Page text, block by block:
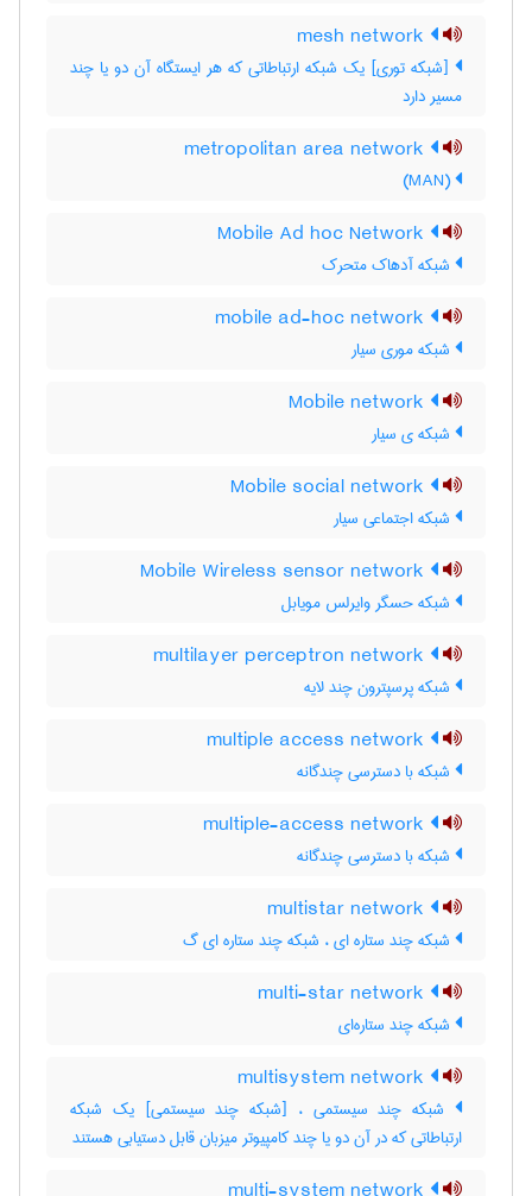
[شبکه توری] یک شبکه ارتباطاتی که هر ایستگاه آن دو یا چند
مسیر دارد
(MAN)
شبکه آدهاک متحرک
شبکه موری سیار
شبکه ی سیار
شبکه اجتماعی سیار
شبکه حسگر وایرلس مویابل
شبکه پرسپترون چند لایه
شبکه با دسترسی چندگانه
شبکه با دسترسی چندگانه
شبکه چند ستاره ای ، شبکه چند ستاره ای گ
شبکه چند ستاره‌ای
شبکه چند سیستمی ، [شبکه چند سیستمی] یک شبکه
ارتباطاتی که در آن دو یا چند کامپیوتر میزبان قابل دستیابی هستند